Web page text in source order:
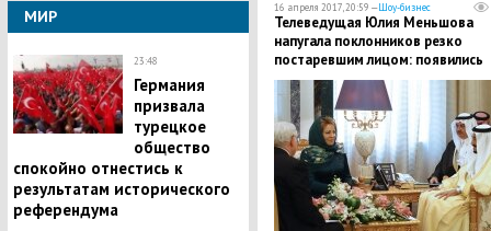
МИР
23:48
Германия
призвала
турецкое
общество
спокойно отнестись к
результатам исторического
референдума
16 апреля 2017, 20:59 —Шоу-бизнес
Телеведущая Юлия Меньшова
напугала поклонников резко
постаревшим лицом: появились
фото